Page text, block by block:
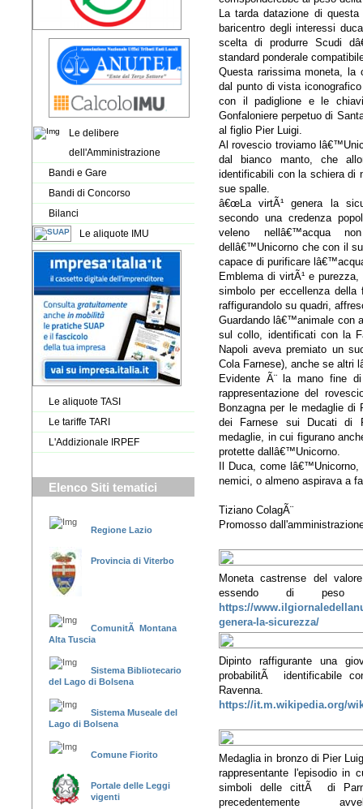
Le delibere
dell'Amministrazione
Bandi e Gare
Bandi di Concorso
Bilanci
Le aliquote IMU
Le aliquote TASI
Le tariffe TARI
L'Addizionale IRPEF
Elenco Siti tematici
Regione Lazio
Provincia di Viterbo
ComunitÃ Montana
Alta Tuscia
Sistema Bibliotecario
del Lago di Bolsena
Sistema Museale del
Lago di Bolsena
Comune Fiorito
Portale delle Leggi
vigenti
La tarda datazione di
baricentro degli interessi
scelta di produrre Scudi
standard ponderale
Questa rarissima moneta,
dal punto di vista
con il padiglione e le
Gonfaloniere perpetuo di
al figlio Pier Luigi.
Al rovescio troviamo
dal bianco manto, che
identificabili con la schiera
sue spalle.
â€œLa virtÃ¹ genera la
secondo una credenza
veleno nellâ€™acqua
dellâ€™Unicorno che con il
capace di purificare
Emblema di virtÃ¹ e
simbolo per eccellenza della
raffigurandolo su quadri,
Guardando lâ€™animale con
sul collo, identificati con la
Napoli aveva premiato un
Cola Farnese), anche se altri
Evidente Ã¨ la mano fine
rappresentazione del
Bonzagna per le medaglie
dei Farnese sui Ducati di
medaglie, in cui figurano
protette dallâ€™Unicorno.
Il Duca, come
nemici, o almeno aspirava a
Tiziano ColagÃ¨
Promosso
Moneta castrense del
essendo di peso
https://
genera-la-sicurezza/
Dipinto raffigurante una
probabilitÃ identificabile
https://it.m.wikipedia.org/
Medaglia in bronzo di Pier
rappresentante l'episodio in
simboli delle cittÃ di
precedentemente